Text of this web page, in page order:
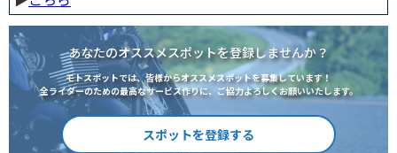
あなたのオススメスポットを登録しませんか？
モトスポットでは、皆様からオススメスポットを募集しています！
全ライダーのための最高なサービス作りに、ご協力よろしくお願いいたします。
スポットを登録する